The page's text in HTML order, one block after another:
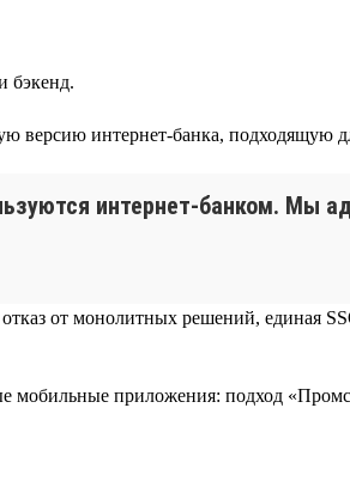
бэкенд.
версию интернет-банка, подходящую
интернет-банком. Мы
от монолитных решений, единая